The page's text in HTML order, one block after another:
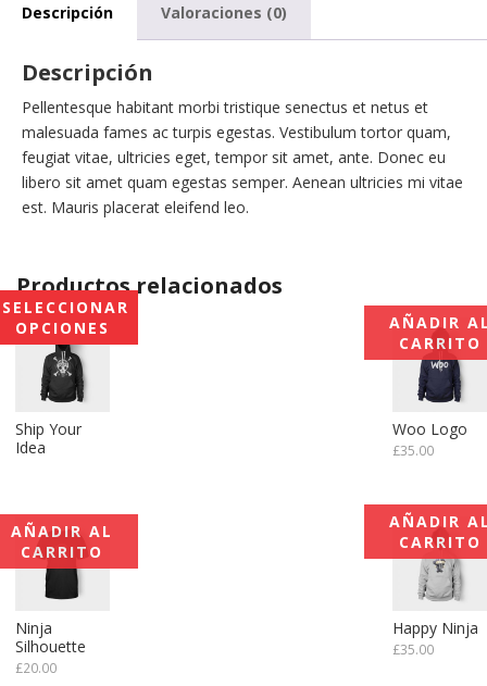
Descripción Valoraciones (0)
Descripción
Pellentesque habitant morbi tristique senectus et netus et
malesuada fames ac turpis egestas. Vestibulum tortor quam,
feugiat vitae, ultricies eget, tempor sit amet, ante. Donec eu
libero sit amet quam egestas semper. Aenean ultricies mi vitae
est. Mauris placerat eleifend leo.
Productos relacionados
Ship Your
Idea
SELECCIONAR
OPCIONES
tiene
múltiples
variantes.
se
pueden
Woo Logo
£35.00
AÑADIR
CARRITO
Ninja
Silhouette
£20.00
AÑADIR AL
CARRITO
Happy Ninja
£35.00
AÑADIR
CARRITO